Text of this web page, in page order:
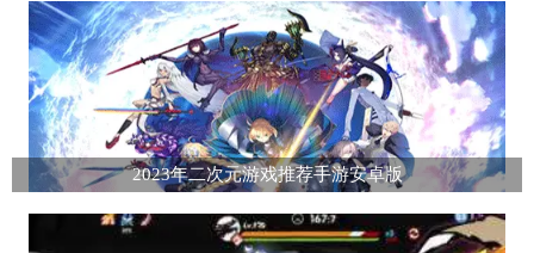
2023年二次元游戏推荐手游安卓版